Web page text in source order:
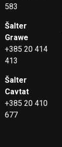
583
Šalter
Grawe
+385 20 414
413
Šalter
Cavtat
+385 20 410
677